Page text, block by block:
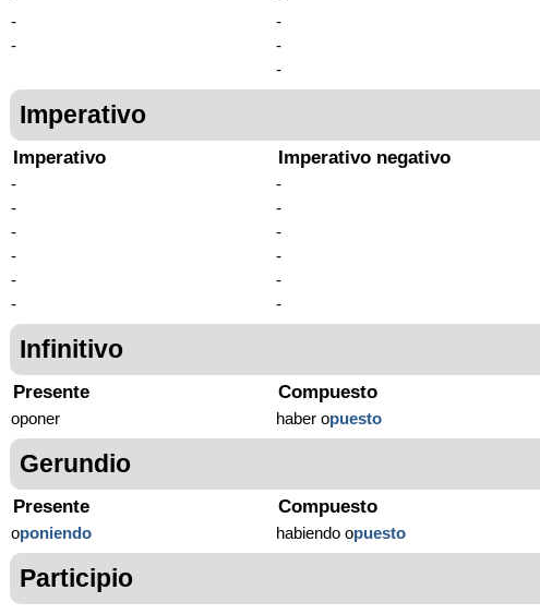
-
-
-
-
-
Imperativo
Imperativo
-
-
-
-
-
-
Imperativo negativo
-
-
-
-
-
-
Infinitivo
Presente
oponer
Compuesto
haber opuesto
Gerundio
Presente
oponiendo
Compuesto
habiendo opuesto
Participio